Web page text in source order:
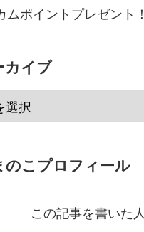
ムポイントプレゼント！
カイブ
のこプロフィール
この記事を書いた人